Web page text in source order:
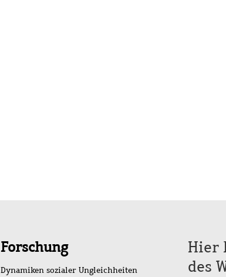
Forschung
Dynamiken sozialer Ungleichheiten
Hier
des